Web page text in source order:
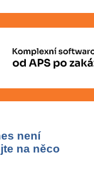
není
na něco